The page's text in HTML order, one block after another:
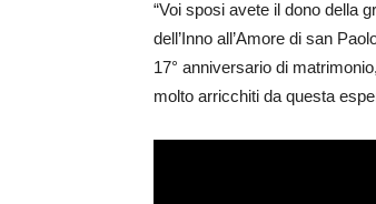
“Voi sposi avete il dono della
dell’Inno all’Amore di san
17° anniversario di
molto arricchiti da questa